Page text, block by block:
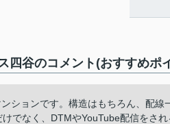
四谷のコメント(おすすめポ
ションです。構造はもちろん、配
でなく、DTMやYouTube配信をさ